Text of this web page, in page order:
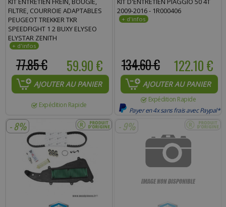
FILTRE, COURROIE ADAPTABLES
PEUGEOT TREKKER TKR
SPEEDFIGHT 1 2 BUXY ELYSEO
ELYSTAR ZENITH
59.90 €
77.85 €
AJOUTER AU PANIER
Expédition Rapide
2009-2016 - 1R000406
122.10 €
134.60 €
AJOUTER AU PANIER
Expédition Rapide
Payer en 4x sans frais avec Paypal*
- 8% - 9%
Commentaire :